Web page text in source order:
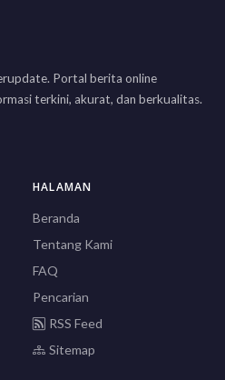
Portal berita online
terkini, akurat, dan berkualitas.
HALAMAN
Beranda
Tentang Kami
FAQ
Pencarian
RSS Feed
Sitemap